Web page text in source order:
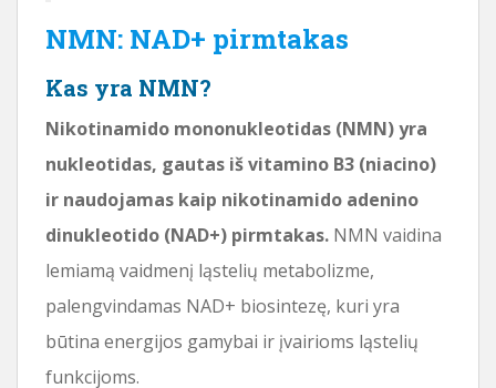
NMN: NAD+ pirmtakas
Kas yra NMN?
Nikotinamido mononukleotidas (NMN) yra
nukleotidas, gautas iš vitamino B3 (niacino)
ir naudojamas kaip nikotinamido adenino
dinukleotido (NAD+) pirmtakas. NMN vaidina
lemiamą vaidmenį ląstelių metabolizme,
palengvindamas NAD+ biosintezę, kuri yra
būtina energijos gamybai ir įvairioms ląstelių
funkcijoms.